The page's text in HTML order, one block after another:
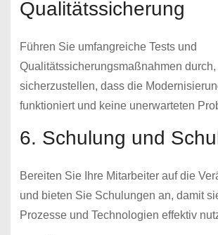
Qualitätssicherung
Führen Sie umfangreiche Tests und
Qualitätssicherungsmaßnahmen durch,
sicherzustellen, dass die
funktioniert und keine unerwarteten
6. Schulung und
Bereiten Sie Ihre Mitarbeiter auf die
und bieten Sie Schulungen an, damit
Prozesse und Technologien effektiv